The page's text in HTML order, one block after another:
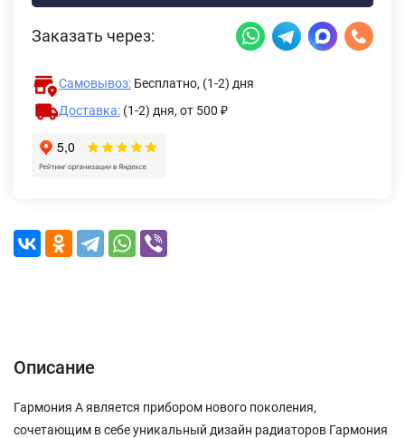
Заказать через:
Самовывоз: Бесплатно, (1-2) дня
Доставка: (1-2) дня, от 500 ₽
Описание
Гармония А является прибором нового поколения,
сочетающим в себе уникальный дизайн радиаторов Гармония